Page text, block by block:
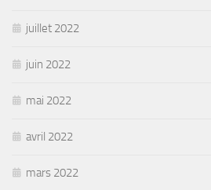
juillet 2022
juin 2022
mai 2022
avril 2022
mars 2022